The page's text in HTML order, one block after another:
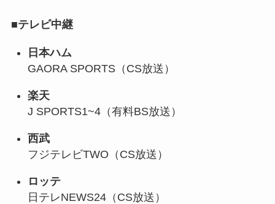
■テレビ中継
日本ハム
GAORA SPORTS（CS放送）
楽天
J SPORTS1~4（有料BS放送）
西武
フジテレビTWO（CS放送）
ロッテ
日テレNEWS24（CS放送）